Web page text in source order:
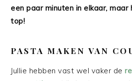
een paar minuten in elkaar,
top!
PASTA MAKEN VAN
Jullie hebben vast wel vaker de